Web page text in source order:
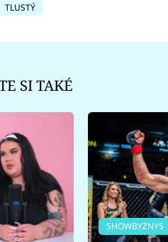
TLUSTÝ
SI TAKÉ
SHOWBYZNYS